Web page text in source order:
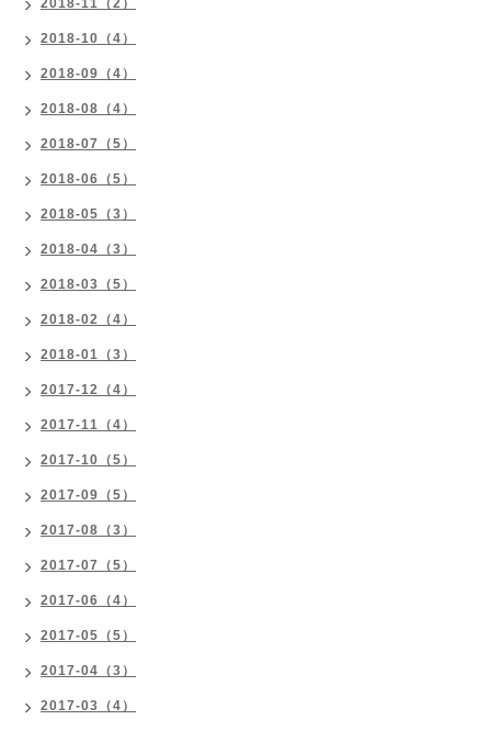
2018-11（2）
2018-10（4）
2018-09（4）
2018-08（4）
2018-07（5）
2018-06（5）
2018-05（3）
2018-04（3）
2018-03（5）
2018-02（4）
2018-01（3）
2017-12（4）
2017-11（4）
2017-10（5）
2017-09（5）
2017-08（3）
2017-07（5）
2017-06（4）
2017-05（5）
2017-04（3）
2017-03（4）